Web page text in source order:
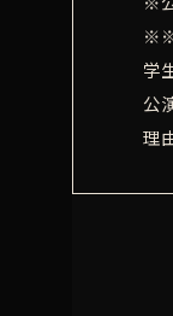
※※
学
公
理